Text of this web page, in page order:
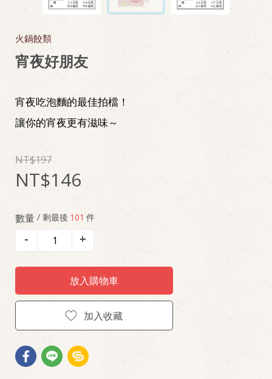
火鍋餃類
宵夜好朋友
宵夜吃泡麵的最佳拍檔！
讓你的宵夜更有滋味～
197
146
數量 / 剩最後 101 件
- +
放入購物車
加入收藏